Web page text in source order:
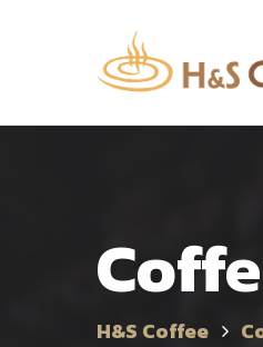
H&S Coffee